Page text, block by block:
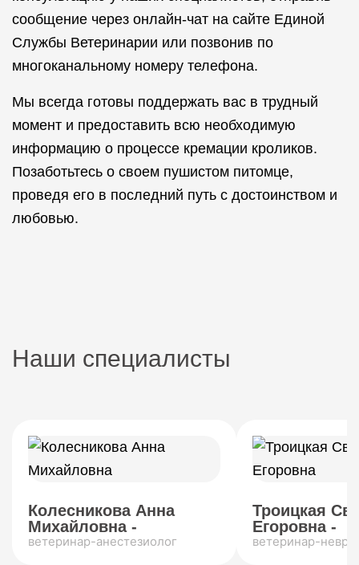
сообщение через онлайн-чат на сайте Единой
Службы Ветеринарии или позвонив по
многоканальному номеру телефона.
Мы всегда готовы поддержать вас в трудный
момент и предоставить всю необходимую
информацию о процессе кремации кроликов.
Позаботьтесь о своем пушистом питомце,
проведя его в последний путь с достоинством и
любовью.
Наши специалисты
Колесникова Анна
Михайловна -
ветеринар-анестезиолог
Троицкая
Егоровна -
ветеринар-